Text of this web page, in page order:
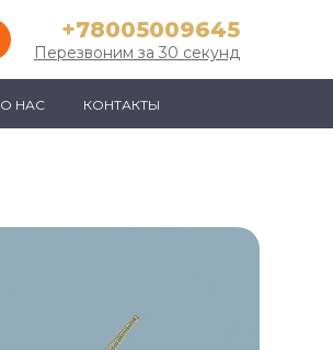
+78005009645
Перезвоним за 30 секунд
О НАС КОНТАКТЫ